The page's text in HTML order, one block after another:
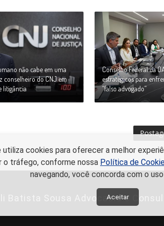
cookies para oferecer a melhor
o tráfego, conforme nossa Política de
navegando, você concorda com o
Aceitar
não cabe em uma
conselheiro do CNJ em
litigância
Conselho Federal da
estratégicos para
“falso advogado”
Batista Sousa Advocacia e